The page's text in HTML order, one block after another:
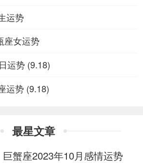
运势
座女运势
运势 (9.18)
运势 (9.18)
最星文章
巨蟹座2023年10月感情运势